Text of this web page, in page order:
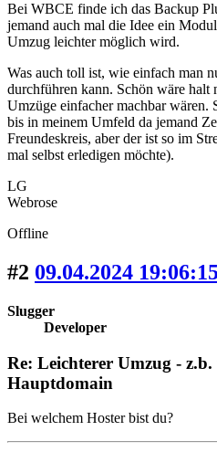
Bei WBCE finde ich das Backup
jemand auch mal die Idee ein
Umzug leichter möglich wird.
Was auch toll ist, wie einfach man
durchführen kann. Schön wäre
Umzüge einfacher machbar wären.
bis in meinem Umfeld da jemand
Freundeskreis, aber der ist so im
mal selbst erledigen möchte).
LG
Webrose
Offline
#2 09.04.2024
Slugger
Developer
Re: Leichterer Umzug -
Hauptdomain
Bei welchem Hoster bist du?